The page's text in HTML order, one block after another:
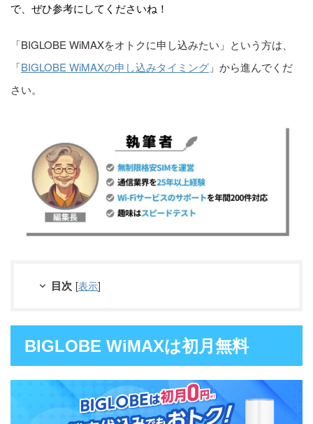
で、ぜひ参考にしてくださいね！
「BIGLOBE WiMAXをオトクに申し込みたい」という方は、
「BIGLOBE WiMAXの申し込みタイミング 」から進んでくだ
さい。
目次 [表示]
BIGLOBE WiMAXは初月無料